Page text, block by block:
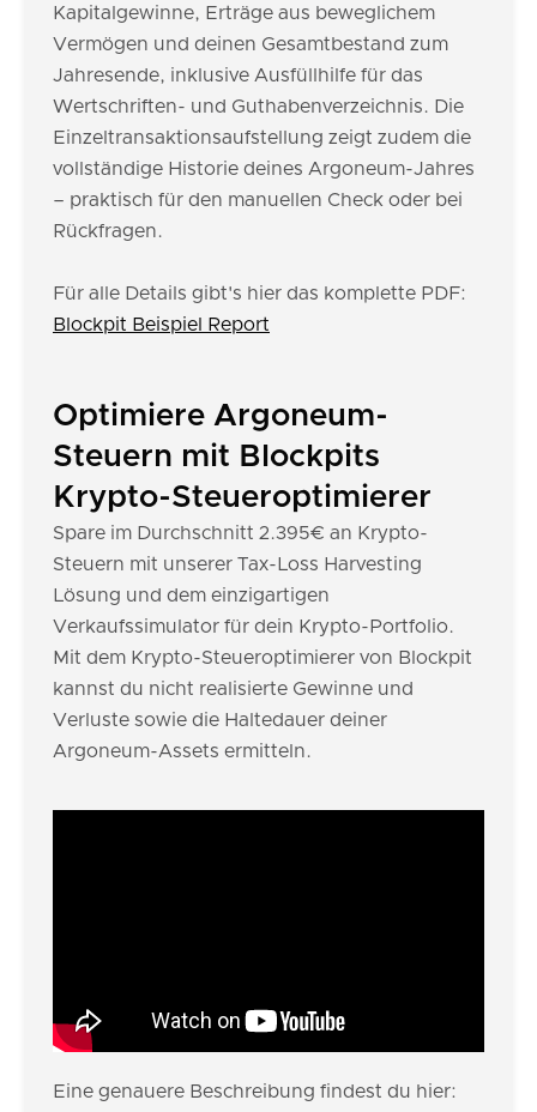
Kapitalgewinne, Erträge aus beweglichem
Vermögen und deinen Gesamtbestand zum
Jahresende, inklusive Ausfüllhilfe für das
Wertschriften- und Guthabenverzeichnis. Die
Einzeltransaktionsaufstellung zeigt zudem die
vollständige Historie deines Argoneum-Jahres
– praktisch für den manuellen Check oder bei
Rückfragen.
Für alle Details gibt's hier das komplette PDF:
Blockpit Beispiel Report
Optimiere Argoneum-
Steuern mit Blockpits
Krypto-Steueroptimierer
Spare im Durchschnitt 2.395€ an Krypto-
Steuern mit unserer Tax-Loss Harvesting
Lösung und dem einzigartigen
Verkaufssimulator für dein Krypto-Portfolio.
Mit dem Krypto-Steueroptimierer von Blockpit
kannst du nicht realisierte Gewinne und
Verluste sowie die Haltedauer deiner
Argoneum-Assets ermitteln.
Eine genauere Beschreibung findest du hier: